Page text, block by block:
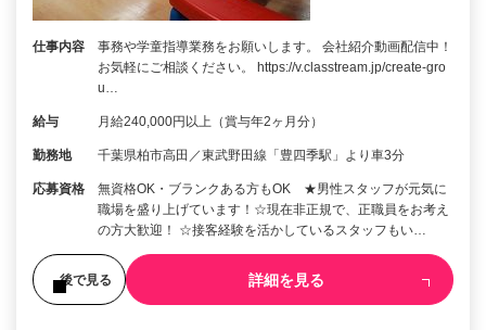
仕事内容
事務や学童指導業務をお願いします。 会社紹介動画配信中！
お気軽にご相談ください。 https://v.classtream.jp/create-gro
u…
給与 月給240,000円以上（賞与年2ヶ月分）
勤務地 千葉県柏市高田／東武野田線「豊四季駅」より車3分
応募資格
無資格OK・ブランクある方もOK ★男性スタッフが元気に
職場を盛り上げています！☆現在非正規で、正職員をお考え
の方大歓迎！ ☆接客経験を活かしているスタッフもい…
後で見る 詳細を見る